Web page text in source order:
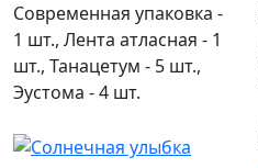
Современная упаковка -
1 шт., Лента атласная - 1
шт., Танацетум - 5 шт.,
Эустома - 4 шт.